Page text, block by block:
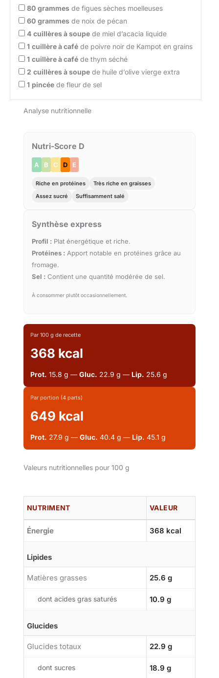
80 grammes de figues sèches moelleuses
60 grammes de noix de pécan
4 cuillères à soupe de miel d’acacia liquide
1 cuillère à café de poivre noir de Kampot en grains
1 cuillère à café de thym séché
2 cuillères à soupe de huile d’olive vierge extra
1 pincée de fleur de sel
Analyse nutritionnelle
Nutri-Score D
A B C D E
Riche en protéines
Très riche en graisses
Assez sucré
Suffisamment salé
Synthèse express
Profil : Plat énergétique et riche.
Protéines : Apport notable en protéines grâce au
fromage.
Sel : Contient une quantité modérée de sel.
À consommer plutôt occasionnellement.
Par 100 g de recette
368 kcal
Prot. 15.8 g — Gluc. 22.9 g — Lip. 25.6 g
Par portion (4 parts)
649 kcal
Prot. 27.9 g — Gluc. 40.4 g — Lip. 45.1 g
Valeurs nutritionnelles pour 100 g
NUTRIMENT VALEUR
Énergie 368 kcal
Lipides
Matières grasses 25.6 g
dont acides gras saturés 10.9 g
Glucides
Glucides totaux 22.9 g
dont sucres 18.9 g